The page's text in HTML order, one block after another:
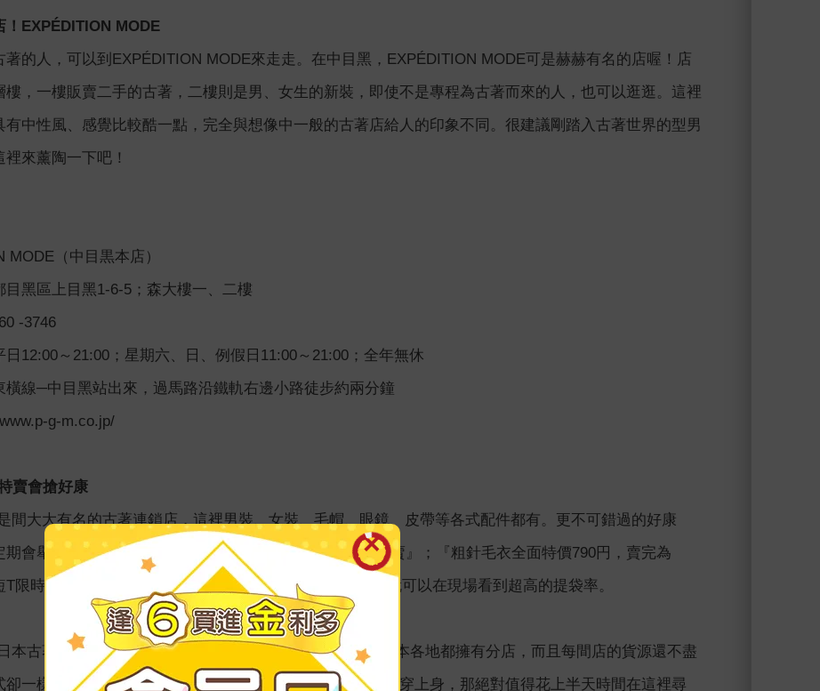
EXPÉDITION MODE
著的人，可以到EXPÉDITION MODE來走走。在中目黑，EXPÉDITION MODE可是赫赫有名的店喔！店
樓，一樓販賣二手的古著，二樓則是男、女生的新裝，即使不是專程為古著而來的人，也可以逛逛。這裡
有中性風、感覺比較酷一點，完全與想像中一般的古著店給人的印象不同。很建議剛踏入古著世界的型男
來薰陶一下吧！
MODE（中目黒本店）
目黑區上目黑1-6-5；森大樓一、二樓
-3746
日12:00～21:00；星期六、日、例假日11:00～21:00；全年無休
橫線─中目黑站出來，過馬路沿鐵軌右邊小路徒步約兩分鐘
g-m.co.jp/
賣會搶好康
間大大有名的古著連鎖店，這裡男裝、女裝、毛帽、眼鏡、皮帶等各式配件都有。更不可錯過的好康
期會舉辦超特價特賣會，例如『polo衫全部390円均一價特賣』；『粗針毛衣全面特價790円，賣完為
T限時特價290円！』每次只要一有這樣的特賣活動，真的就可以在現場看到超高的提袋率。
本古著世界幾乎已經畫上了等號，所以HANJIRO除了在日本各地都擁有分店，而且每間店的貨源還不盡
卻一樣齊全眾多。如果妳喜歡古著搭配法，想把自己的創意穿上身，那絕對值得花上半天時間在這裡尋